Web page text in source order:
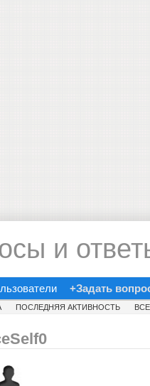
и
+Задать
ПОСЛЕДНЯЯ АКТИВНОСТЬ